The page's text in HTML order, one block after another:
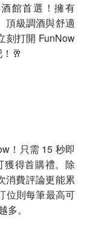
館首選！擁有
頂級調酒與舒適
刻打開 FunNow
🥂
！只需 15 秒即
獲得首購禮。除
消費評論更能累
位則每筆最高可
。